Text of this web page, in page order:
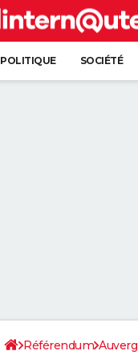
POLITIQUE SOCIÉTÉ
Référendum